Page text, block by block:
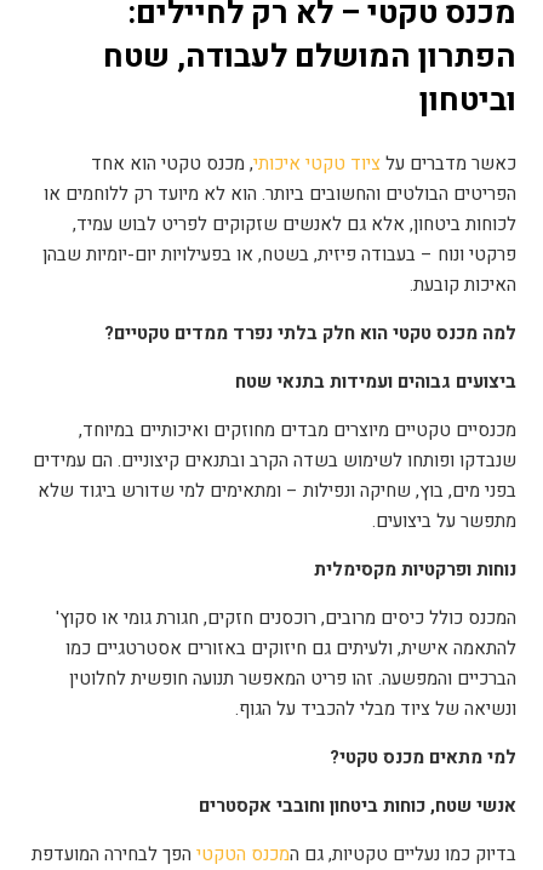
מכנס טקטי – לא רק לחיילים:
הפתרון המושלם לעבודה, שטח
וביטחון
כאשר מדברים עלציוד טקטי איכותי, מכנס טקטי הוא אחד
הפריטים הבולטים והחשובים ביותר. הוא לא מיועד רק ללוחמים או
לכוחות ביטחון, אלא גם לאנשים שזקוקים לפריט לבוש עמיד,
פרקטי ונוח – בעבודה פיזית, בשטח, או בפעילויות יום-יומיות שבהן
האיכות קובעת.
למה מכנס טקטי הוא חלק בלתי נפרד ממדים טקטיים?
ביצועים גבוהים ועמידות בתנאי שטח
מכנסיים טקטיים מיוצרים מבדים מחוזקים ואיכותיים במיוחד,
שנבדקו ופותחו לשימוש בשדה הקרב ובתנאים קיצוניים. הם עמידים
בפני מים, בוץ, שחיקה ונפילות – ומתאימים למי שדורש ביגוד שלא
מתפשר על ביצועים.
נוחות ופרקטיות מקסימלית
המכנס כולל כיסים מרובים, רוכסנים חזקים, חגורת גומי או סקוץ'
להתאמה אישית, ולעיתים גם חיזוקים באזורים אסטרטגיים כמו
הברכיים והמפשעה. זהו פריט המאפשר תנועה חופשית לחלוטין
ונשיאה של ציוד מבלי להכביד על הגוף.
למי מתאים מכנס טקטי?
אנשי שטח, כוחות ביטחון וחובבי אקסטרים
בדיוק כמו נעליים טקטיות, גם המכנס הטקטי הפך לבחירה המועדפת